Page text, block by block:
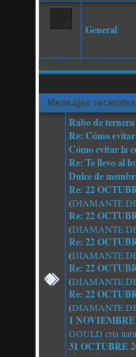
General
Mensajes recientes
Rabo de
Re: Cómo
Cómo evitar la
Re: Te llevo al
Dulce de
Re: 22
(DIAMANTE DE
Re: 22
(DIAMANTE DE
Re: 22
(DIAMANTE DE
Re: 22
(DIAMANTE DE
Re: 22
(DIAMANTE DE
1
GOULD cría
31 OCTUBRE